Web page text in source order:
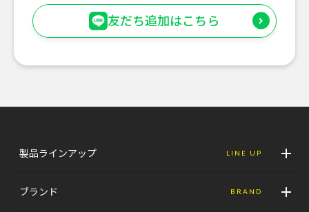
友だち追加はこちら
製品ラインアップ LINE UP
ブランド BRAND